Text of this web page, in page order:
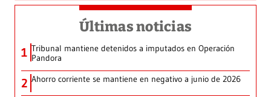
Últimas noticias
1 Tribunal mantiene detenidos a imputados en Operación
Pandora
2 Ahorro corriente se mantiene en negativo a junio de 2026